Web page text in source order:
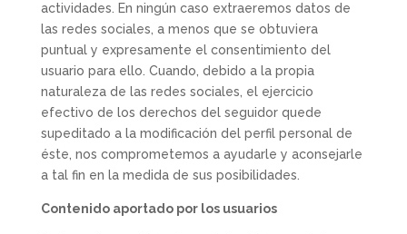
actividades. En ningún caso extraeremos datos de
las redes sociales, a menos que se obtuviera
puntual y expresamente el consentimiento del
usuario para ello. Cuando, debido a la propia
naturaleza de las redes sociales, el ejercicio
efectivo de los derechos del seguidor quede
supeditado a la modificación del perfil personal de
éste, nos comprometemos a ayudarle y aconsejarle
a tal fin en la medida de sus posibilidades.
Contenido aportado por los usuarios